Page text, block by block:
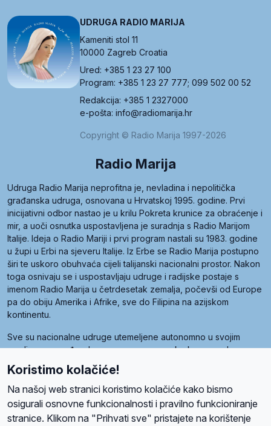
UDRUGA RADIO MARIJA
Kameniti stol 11
10000 Zagreb Croatia
Ured: +385 1 23 27 100
Program: +385 1 23 27 777; 099 502 00 52
Redakcija: +385 1 2327000
e-pošta: info@radiomarija.hr
Copyright © Radio Marija 1997-2026
Radio Marija
Udruga Radio Marija neprofitna je, nevladina i nepolitička
građanska udruga, osnovana u Hrvatskoj 1995. godine. Prvi
inicijativni odbor nastao je u krilu Pokreta krunice za obraćenje i
mir, a uoči osnutka uspostavljena je suradnja s Radio Marijom
Italije. Ideja o Radio Mariji i prvi program nastali su 1983. godine
u župi u Erbi na sjeveru Italije. Iz Erbe se Radio Marija postupno
širi te uskoro obuhvaća cijeli talijanski nacionalni prostor. Nakon
toga osnivaju se i uspostavljaju udruge i radijske postaje s
imenom Radio Marija u četrdesetak zemalja, počevši od Europe
pa do obiju Amerika i Afrike, sve do Filipina na azijskom
kontinentu.
Sve su nacionalne udruge utemeljene autonomno u svojim
zemljama, a međusobna su povezane preko krovne udruge
pod nazivom Svjetska obitelj Radio Marije (World Family of
Radio Maria). Svjetsku obitelj utemeljilo je sedam članica, među
kojima je i hrvatska Udruga Radio Marija.
Koristimo kolačiće!
Na našoj web stranici koristimo kolačiće kako bismo
osigurali osnovne funkcionalnosti i pravilno funkcioniranje
stranice. Klikom na "Prihvati sve" pristajete na korištenje